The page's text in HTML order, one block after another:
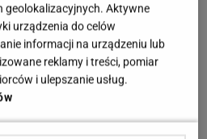
geolokalizacyjnych. Aktywne
urządzenia do celów
informacji na urządzeniu lub
reklamy i treści, pomiar
i ulepszanie usług.